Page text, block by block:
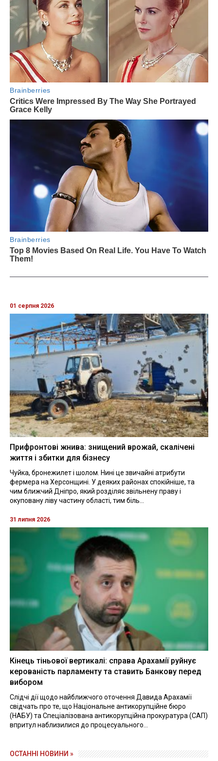
01 серпня 2026
Прифронтові жнива: знищений врожай, скалічені
життя і збитки для бізнесу
Чуйка, бронежилет і шолом. Нині це звичайні атрибути
фермера на Херсонщині. У деяких районах спокійніше, та
чим ближчий Дніпро, який розділяє звільнену праву і
окуповану ліву частину області, тим біль...
31 липня 2026
Кінець тіньової вертикалі: справа Арахамії руйнує
керованість парламенту та ставить Банкову перед
вибором
Слідчі дії щодо найближчого оточення Давида Арахамії
свідчать про те, що Національне антикорупційне бюро
(НАБУ) та Спеціалізована антикорупційна прокуратура (САП)
впритул наблизилися до процесуального...
ОСТАННІ НОВИНИ »